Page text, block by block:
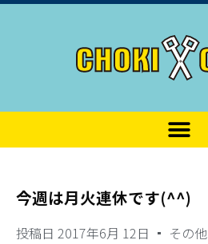
今週は月火連休です(^^)
投稿日 2017年6月 12日 その他